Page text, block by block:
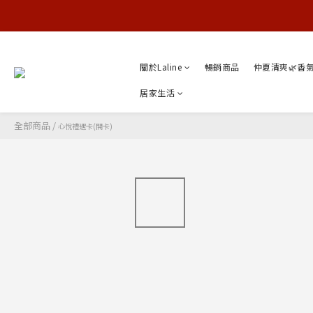
關於Laline 暢銷商品 仲夏清爽🌿香
居家生活
全部商品 / 心悅禮遇卡(開卡)